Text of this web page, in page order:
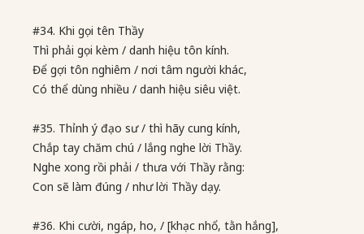
#34. Khi gọi tên Thầy
Thì phải gọi kèm / danh hiệu tôn kính.
Để gợi tôn nghiêm / nơi tâm người khác,
Có thể dùng nhiều / danh hiệu siêu việt.
#35. Thỉnh ý đạo sư / thì hãy cung kính,
Chắp tay chăm chú / lắng nghe lời Thầy.
Nghe xong rồi phải / thưa với Thầy rằng:
Con sẽ làm đúng / như lời Thầy dạy.
#36. Khi cười, ngáp, ho, / [khạc nhổ, tằn hắng],